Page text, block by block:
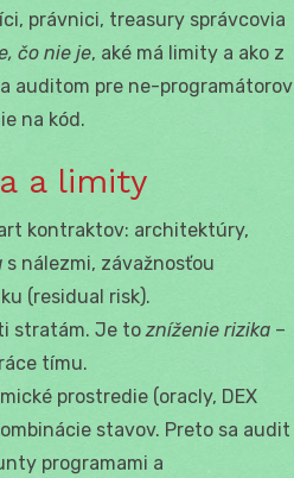
právnici, treasury správcovia
čo nie je, aké má limity a ako z
auditom pre ne-programátorov
na kód.
a limity
kontraktov: architektúry,
s nálezmi, závažnosťou
(residual risk).
stratám. Je tozníženie rizika –
tímu.
prostredie (oracly, DEX
stavov. Preto sa audit
programami a